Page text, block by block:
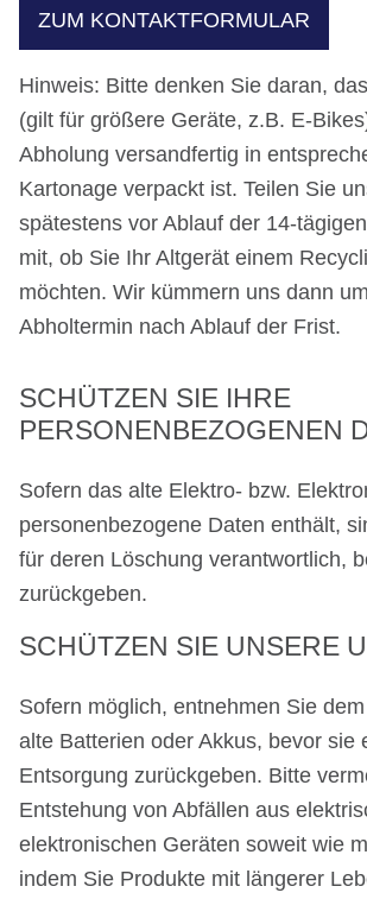
ZUM KONTAKTFORMULAR
Hinweis: Bitte denken Sie daran,
(gilt für größere Geräte, z.B. E-
Abholung versandfertig in
Kartonage verpackt ist. Teilen Sie
spätestens vor Ablauf der 14-
mit, ob Sie Ihr Altgerät einem
möchten. Wir kümmern uns dann
Abholtermin nach Ablauf der Frist.
SCHÜTZEN SIE IHRE
PERSONENBEZOGENEN
Sofern das alte Elektro- bzw.
personenbezogene Daten enthält,
für deren Löschung verantwortlich,
zurückgeben.
SCHÜTZEN SIE UNSERE
Sofern möglich, entnehmen Sie
alte Batterien oder Akkus, bevor sie
Entsorgung zurückgeben. Bitte
Entstehung von Abfällen aus
elektronischen Geräten soweit wie
indem Sie Produkte mit längerer